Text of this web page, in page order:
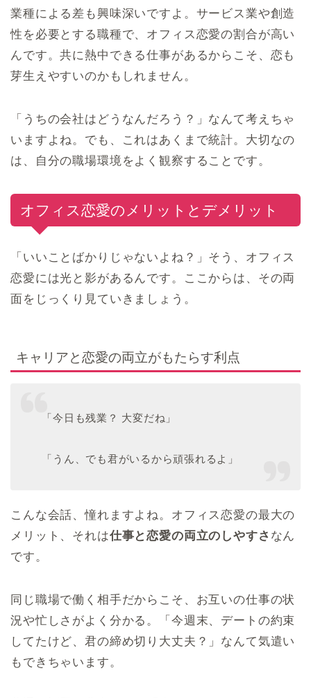
業種による差も興味深いですよ。サービス業や創造
性を必要とする職種で、オフィス恋愛の割合が高い
んです。共に熱中できる仕事があるからこそ、恋も
芽生えやすいのかもしれません。
「うちの会社はどうなんだろう？」なんて考えちゃ
いますよね。でも、これはあくまで統計。大切なの
は、自分の職場環境をよく観察することです。
オフィス恋愛のメリットとデメリット
「いいことばかりじゃないよね？」そう、オフィス
恋愛には光と影があるんです。ここからは、その両
面をじっくり見ていきましょう。
キャリアと恋愛の両立がもたらす利点
「今日も残業？ 大変だね」
「うん、でも君がいるから頑張れるよ」
こんな会話、憧れますよね。オフィス恋愛の最大の
メリット、それは仕事と恋愛の両立のしやすさ なん
です。
同じ職場で働く相手だからこそ、お互いの仕事の状
況や忙しさがよく分かる。「今週末、デートの約束
してたけど、君の締め切り大丈夫？」なんて気遣い
もできちゃいます。